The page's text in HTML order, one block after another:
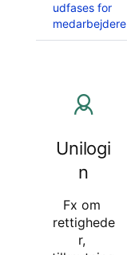
udfases for
medarbejdere
Unilogi
n
Fx om
rettighede
r,